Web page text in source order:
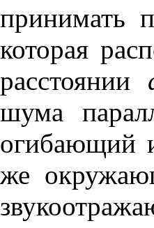
принимать
которая
расстоянии
шума
огибающий
же